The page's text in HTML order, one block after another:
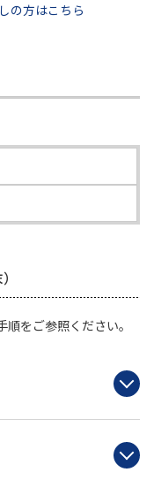
の方はこちら
をご参照ください。